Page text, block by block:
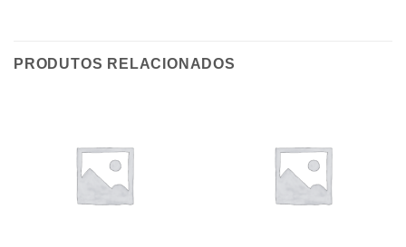
PRODUTOS RELACIONADOS